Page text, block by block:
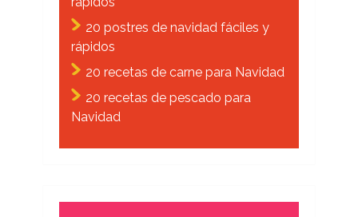
20 postres de navidad fáciles y
rápidos
20 recetas de carne para Navidad
20 recetas de pescado para
Navidad